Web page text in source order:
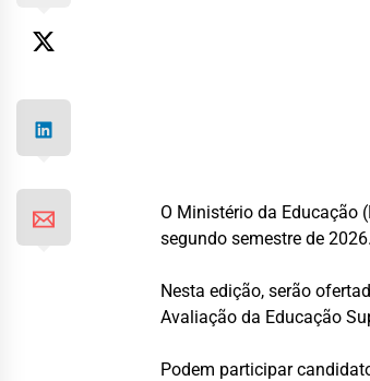
O Ministério da Educação
segundo semestre de
Nesta edição, serão
Avaliação da Educação
Podem participar